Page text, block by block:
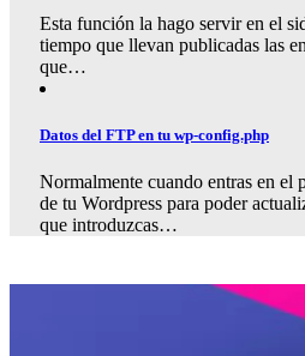
Esta función la hago servir en el
tiempo que llevan publicadas las
que…
Datos del FTP en tu wp-config.php
Normalmente cuando entras en el
de tu Wordpress para poder
que introduzcas…